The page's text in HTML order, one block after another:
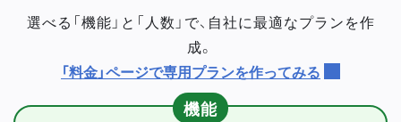
選べる「機能」と「人数」で、自社に最適なプランを作
成。
「料金」ページで専用プランを作ってみる
機能